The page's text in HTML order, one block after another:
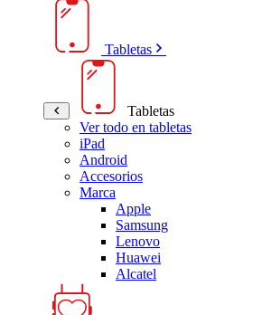
Tabletas
Tabletas
Ver todo en tabletas
iPad
Android
Accesorios
Marca
Apple
Samsung
Lenovo
Huawei
Alcatel